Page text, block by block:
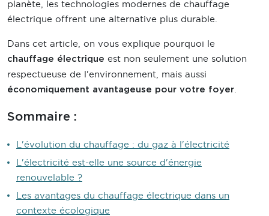
planète, les technologies modernes de chauffage
électrique offrent une alternative plus durable.
Dans cet article, on vous explique pourquoi le
chauffage électrique est non seulement une solution
respectueuse de l'environnement, mais aussi
économiquement avantageuse pour votre foyer
Sommaire :
L'évolution du chauffage : du gaz à l'électricité
L'électricité est-elle une source d'énergie
renouvelable ?
Les avantages du chauffage électrique dans un
contexte écologique